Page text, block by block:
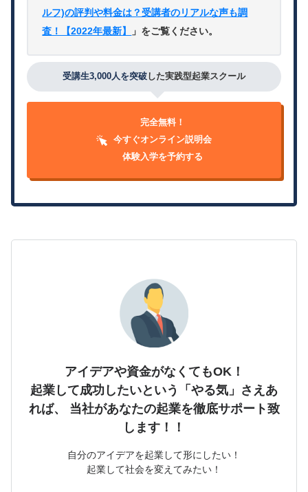
ルフ)の評判や料金は？受講者のリアルな声も調
査！【2022年最新】
」をご覧ください。
受講生3,000人を突破 した実践型起業スクール
完全無料！
今すぐオンライン説明会
体験入学を予約する
アイデアや資金がなくてもOK！
起業して成功したいという「やる気」さえあ
れば、
当社があなたの起業を徹底サポート致
します！！
自分のアイデアを起業して形にしたい！
起業して社会を変えてみたい！